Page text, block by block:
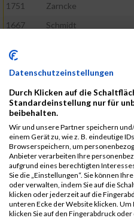
1751
Zarncke
1667
Schmidt
1754
1526
Jelinek
1586
Mau
1670
Schmoldt
1753
Zimbal
1513
Heynen
Datenschutzeinstellungen
Durch Klicken auf die
Standardeinstellung nur für
beibehalten.
Wir und unsere Partner speichern
einem Gerät zu, wie z. B. eindeutige
Browserspeichern, um
Anbieter verarbeiten Ihre
aufgrund eines berechtigten
Sie die „Einstellungen“. Sie können
oder verwalten, indem Sie auf die
klicken oder jederzeit auf die
unteren Ecke der Website klicken.
klicken Sie auf den Fingerabdruck